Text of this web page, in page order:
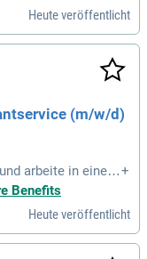
u
aus. Du u
von IT-Systemen
bei digitalen A
wie Datens
Ein guter mittlerer
für diesen
Heute veröffentlicht
(m/w/d)
arbeite in einem
Ausbildung zur Fa
Zu Deine
von Speise
Vera
+
Benefits
Heute veröffentlicht